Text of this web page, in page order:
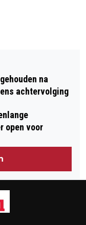
UMMELS
na
achtervolging
open voor